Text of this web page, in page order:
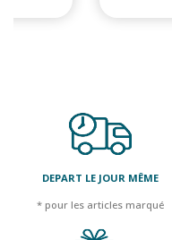
DEPART LE JOUR MÊME
* pour les articles marqué